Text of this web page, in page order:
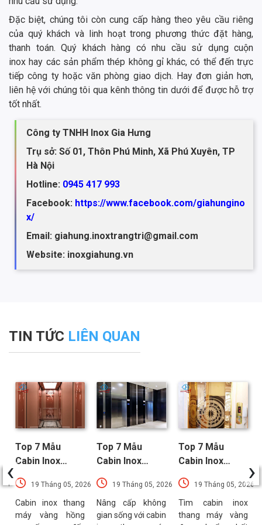
Đặc biệt, chúng tôi còn cung cấp hàng theo yêu cầu riêng
của quý khách và linh hoạt trong phương thức đặt hàng,
thanh toán. Quý khách hàng có nhu cầu sử dụng cuộn
inox hay các sản phẩm thép không gỉ khác, có thể đến trực
tiếp công ty hoặc văn phòng giao dịch. Hay đơn giản hơn,
liên hệ với chúng tôi qua kênh thông tin dưới để được hỗ trợ
tốt nhất.
Công ty TNHH Inox Gia Hưng
Trụ sở: Số 01, Thôn Phú Minh, Xã Phú Xuyên, TP
Hà Nội
Hotline: 0945 417 993
Facebook: https://www.facebook.com/giahungino
x/
Email: giahung.inoxtrangtri@gmail.com
Website: inoxgiahung.vn
TIN TỨC LIÊN QUAN
Top 7 Mẫu
Cabin Inox
Thang Máy
Vàng Hồng
Sang Trọng
Nhất
19 Tháng 05, 2026
Cabin inox thang
máy vàng hồng
Top 7 Mẫu
Cabin Inox
Thang Máy Đen
Nổi Bật Xu
Hướng Nhất
19 Tháng 05, 2026
Nâng cấp không
gian sống với cabin
Top 7 Mẫu
Cabin Inox
Thang Máy
Vàng Được Ưa
Chuộng Nhất
19 Tháng 05, 2026
Tìm cabin inox
thang máy vàng
‹ ›